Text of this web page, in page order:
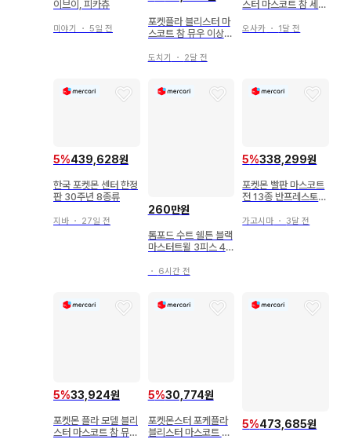
이브이, 피카츄
미야기 ・ 5일 전
포켓플라 블리스터 마
스코트 참 뮤우 이상해
도치기 ・ 2달 전
스터 마스코트 참 세미
오사카 ・ 1달 전
5%439,628원
한국 포켓몬 센터 한정
판 30주년 8종류
지바 ・ 27일 전
260만원
톰포드 수트 쉘튼 블랙
마스터트윌 3피스 46
・ 6시간 전
5%338,299원
포켓몬 빨판 마스코트
전 13종 반프레스토
가고시마 ・ 3달 전
5%33,924원
포켓몬 플라 모델 블리
스터 마스코트 참 뮤우
5%30,774원
포켓몬스터 포케플라
블리스터 마스코트 참
5%473,685원